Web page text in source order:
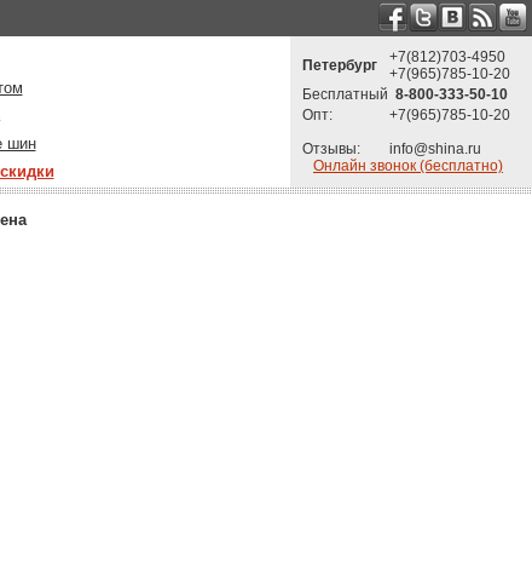
шин
Петербург
+7(812)703-4950
+7(965)785-10-20
Бесплатный 8-800-333-50-10
Опт:
+7(965)785-10-20
Отзывы:
info@shina.ru
Онлайн звонок (бесплатно)